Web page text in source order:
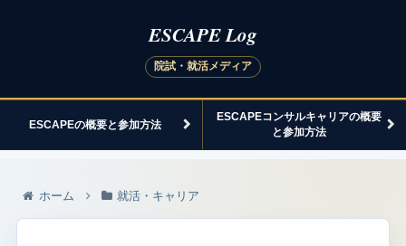
ESCAPEの概要と参加方法
ESCAPEコンサルキャリアの概要
と参加方法
ホーム 就活・キャリア